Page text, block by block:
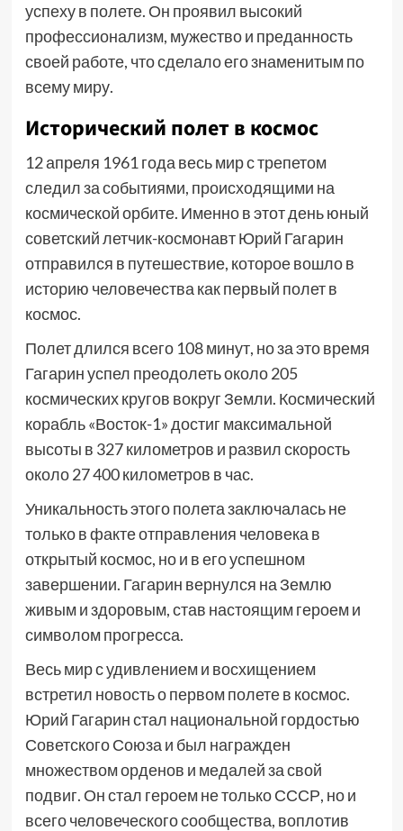
успеху в полете. Он проявил высокий
профессионализм, мужество и преданность
своей работе, что сделало его знаменитым по
всему миру.
Исторический полет в космос
12 апреля 1961 года весь мир с трепетом
следил за событиями, происходящими на
космической орбите. Именно в этот день юный
советский летчик-космонавт Юрий Гагарин
отправился в путешествие, которое вошло в
историю человечества как первый полет в
космос.
Полет длился всего 108 минут, но за это время
Гагарин успел преодолеть около 205
космических кругов вокруг Земли. Космический
корабль «Восток-1» достиг максимальной
высоты в 327 километров и развил скорость
около 27 400 километров в час.
Уникальность этого полета заключалась не
только в факте отправления человека в
открытый космос, но и в его успешном
завершении. Гагарин вернулся на Землю
живым и здоровым, став настоящим героем и
символом прогресса.
Весь мир с удивлением и восхищением
встретил новость о первом полете в космос.
Юрий Гагарин стал национальной гордостью
Советского Союза и был награжден
множеством орденов и медалей за свой
подвиг. Он стал героем не только СССР, но и
всего человеческого сообщества, воплотив